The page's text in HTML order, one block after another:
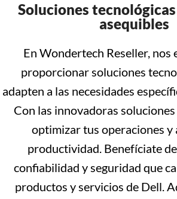
Soluciones
asequibles
En Wondertech Reseller, nos
proporcionar soluciones
adapten a las necesidades
Con las innovadoras
optimizar tus operaciones y
productividad. Benefíciate
confiabilidad y seguridad que
productos y servicios de Dell.